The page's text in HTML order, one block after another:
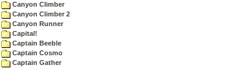
Canyon Climber
Canyon Climber 2
Canyon Runner
Capital!
Captain Beeble
Captain Cosmo
Captain Gather